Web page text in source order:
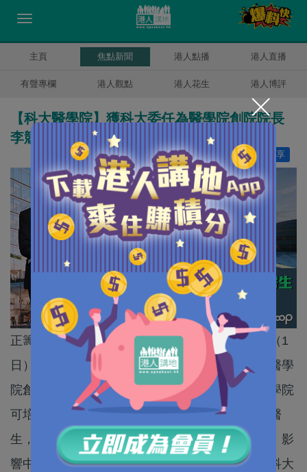
主頁 焦點新聞 港人點播 港人直播
有聲專欄 港人觀點 港人花生 港人博評
【科大醫學院】獲科大委任為醫學院創院院長
李競存：冀訓練具科技知識及創新想法醫生
分享
讚好 0
正籌建本港第三間醫學院的香港科技大學，今日（1
日）宣布委任國際知名臨床醫學科學家李競存為醫學
院創院院長，即日起生效。李競存表示第三所醫學院
可培養具備醫術、醫德、科技知識和創新能力的醫
生，以無縫參與創科經濟，貢獻香港以至大灣區、影
響中國以至全球。政府表示歡迎，指此舉標誌著科大